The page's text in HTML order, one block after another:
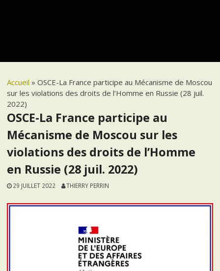
Accueil »OSCE-La France participe au Mécanisme de Moscou
sur les violations des droits de l’Homme en Russie (28 juil.
2022)
OSCE-La France participe au
Mécanisme de Moscou sur les
violations des droits de l’Homme
en Russie (28 juil. 2022)
29 JUILLET 2022 THIERRY PERRIN